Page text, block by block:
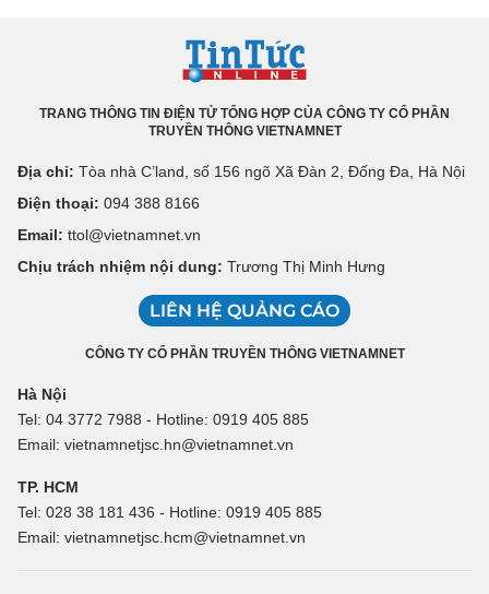
TRANG THÔNG TIN ĐIỆN TỬ TỔNG HỢP CỦA CÔNG TY CỔ PHẦN
TRUYỀN THÔNG VIETNAMNET
Địa chỉ: Tòa nhà C’land, số 156 ngõ Xã Đàn 2, Đống Đa, Hà Nội
Điện thoại: 094 388 8166
Email: ttol@vietnamnet.vn
Chịu trách nhiệm nội dung: Trương Thị Minh Hưng
LIÊN HỆ QUẢNG CÁO
CÔNG TY CỔ PHẦN TRUYỀN THÔNG VIETNAMNET
Hà Nội
Tel: 04 3772 7988 - Hotline: 0919 405 885
Email: vietnamnetjsc.hn@vietnamnet.vn
TP. HCM
Tel: 028 38 181 436 - Hotline: 0919 405 885
Email: vietnamnetjsc.hcm@vietnamnet.vn